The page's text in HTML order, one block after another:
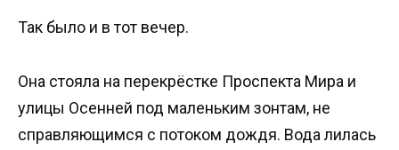
Так было и в тот вечер.
Она стояла на перекрёстке Проспекта Мира и
улицы Осенней под маленьким зонтам, не
справляющимся с потоком дождя. Вода лилась